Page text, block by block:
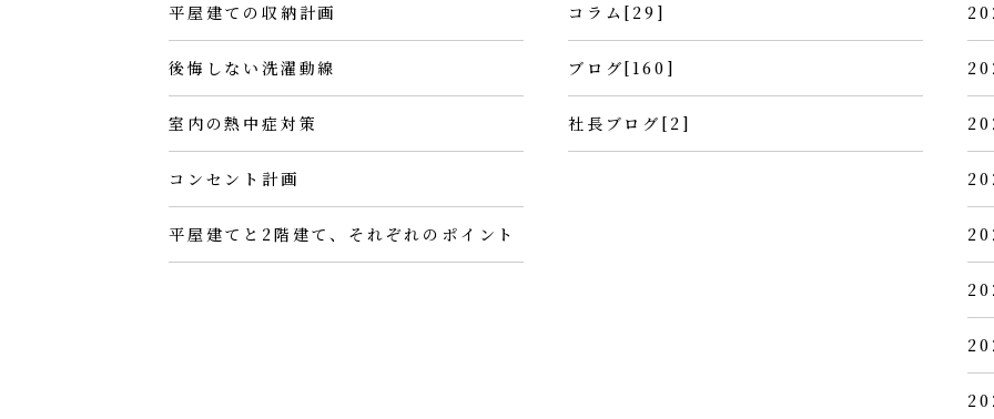
平屋建ての収納計画
後悔しない洗濯動線
室内の熱中症対策
コンセント計画
平屋建てと2階建て、それぞれのポイント
コラム[29]
ブログ[160]
社長ブログ[2]